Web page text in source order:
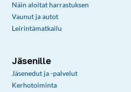
Näin aloitat harrastuksen
Vaunut ja autot
Leirintämatkailu
Jäsenille
Jäsenedut ja -palvelut
Kerhotoiminta